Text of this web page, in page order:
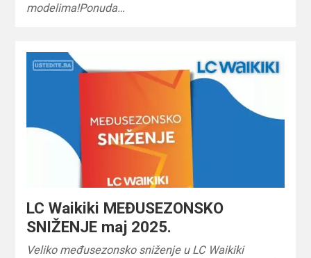
modelima!Ponuda…
LC Waikiki MEĐUSEZONSKO
SNIŽENJE maj 2025.
Veliko međusezonsko sniženje u LC Waikiki